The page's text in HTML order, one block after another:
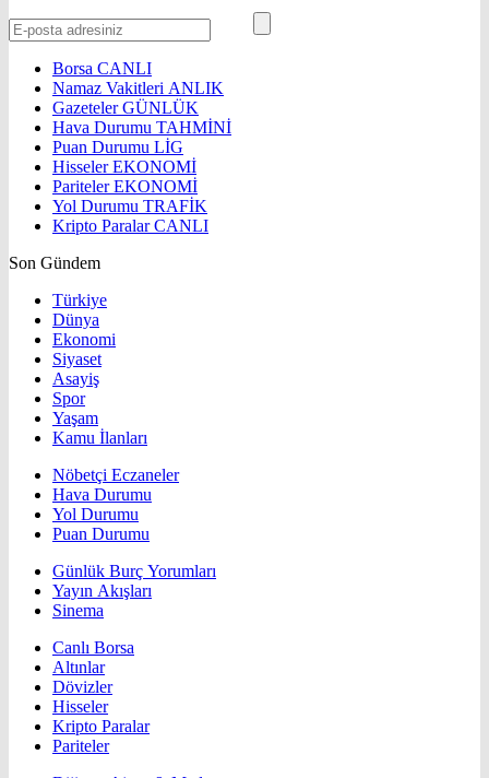
Borsa CANLI
Namaz Vakitleri ANLIK
GazetelerGÜNLÜK
Hava Durumu TAHMİNİ
Puan Durumu LİG
HisselerEKONOMİ
ParitelerEKONOMİ
Yol Durumu TRAFİK
Kripto ParalarCANLI
Son Gündem
Türkiye
Dünya
Ekonomi
Siyaset
Asayiş
Spor
Yaşam
Kamu İlanları
Nöbetçi Eczaneler
Hava Durumu
Yol Durumu
Puan Durumu
Günlük Burç Yorumları
Yayın Akışları
Sinema
Canlı Borsa
Altınlar
Dövizler
Hisseler
Kripto Paralar
Pariteler